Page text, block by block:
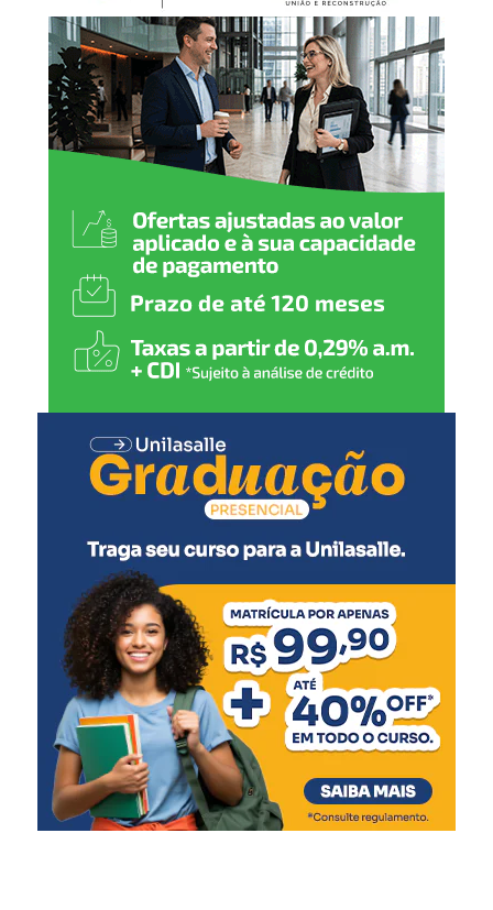
enfrentamento a crimes contra a dignidade sexual de
crianças e adolescentes, priorizando a escuta
especializada e a proteção da vítima em todas as etapas
da investigação.
A DPCA Canoas reforça que o estupro de vulnerável não
admite relativização quando praticado contra menores
de 14 anos, dada a absoluta vulnerabilidade das vítimas
nessa faixa etária, e reafirma seu compromisso
institucional no combate a crimes contra a dignidade
sexual de crianças e adolescentes.
DENÚNCIAS ANÔNIMAS
WhatsApp: (51) 9 8459-0259
Linha direta: (51) 3425-9056